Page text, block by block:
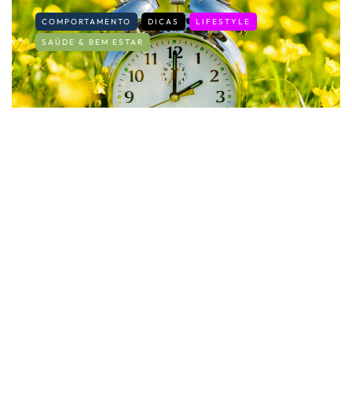
COMPORTAMENTO DICAS
LIFESTYLE
SAÚDE & BEM ESTAR